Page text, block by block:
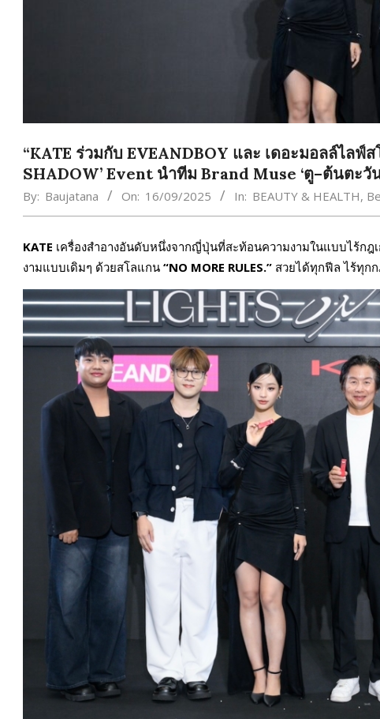
“KATE ร่วมกับ EVEANDBOY และ เดอะมอลล์ไลฟ์
SHADOW’ Event นำทีม Brand Muse ‘ตู–ต้นตะ
By: Baujatana On: 16/09/2025 In: BEAUTY & HEALTH,
KATE เครื่องสำอางอันดับหนึ่งจากญี่ปุ่นที่สะท้อนความงามในแบบไร้
งามแบบเดิมๆ ด้วยสโลแกน “NO MORE RULES.” สวยได้ทุกฟีล ไร้ทุก